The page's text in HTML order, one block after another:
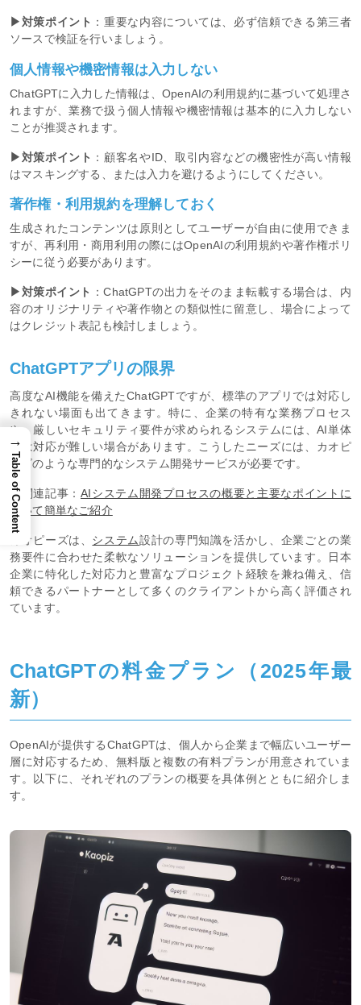
▶対策ポイント ：重要な内容については、必ず信頼できる第三者
ソースで検証を行いましょう。
個人情報や機密情報は入力しない
ChatGPTに入力した情報は、OpenAIの利用規約に基づいて処理さ
れますが、業務で扱う個人情報や機密情報は基本的に入力しない
ことが推奨されます。
▶対策ポイント ：顧客名やID、取引内容などの機密性が高い情報
はマスキングする、または入力を避けるようにしてください。
著作権・利用規約を理解しておく
生成されたコンテンツは原則としてユーザーが自由に使用できま
すが、再利用・商用利用の際にはOpenAIの利用規約や著作権ポリ
シーに従う必要があります。
▶対策ポイント
：ChatGPTの出力をそのまま転載する場合は、内
容のオリジナリティや著作物との類似性に留意し、場合によって
はクレジット表記も検討しましょう。
ChatGPTアプリの限界
高度なAI機能を備えたChatGPTですが、標準のアプリでは対応し
きれない場面も出てきます。特に、企業の特有な業務プロセス
や、厳しいセキュリティ要件が求められるシステムには、AI単体
では対応が難しい場合があります。こうしたニーズには、カオピ
ーズのような専門的なシステム開発サービスが必要です。
※関連記事： AIシステム開発プロセスの概要と主要なポイントに
ついて簡単なご紹介
カオピーズは、 システム設計の専門知識を活かし、企業ごとの業
務要件に合わせた柔軟なソリューションを提供しています。日本
企業に特化した対応力と豊富なプロジェクト経験を兼ね備え、信
頼できるパートナーとして多くのクライアントから高く評価され
ています。
ChatGPTの料金プラン（2025年最
新）
OpenAIが提供するChatGPTは、個人から企業まで幅広いユーザー
層に対応するため、無料版と複数の有料プランが用意されていま
す。以下に、それぞれのプランの概要を具体例とともに紹介しま
す。
→
Table of Content